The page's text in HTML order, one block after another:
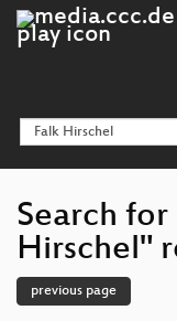
Search
Hirschel"
previous page